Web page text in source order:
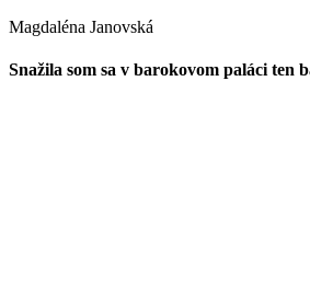
Magdaléna Janovská
Snažila som sa v barokovom paláci ten